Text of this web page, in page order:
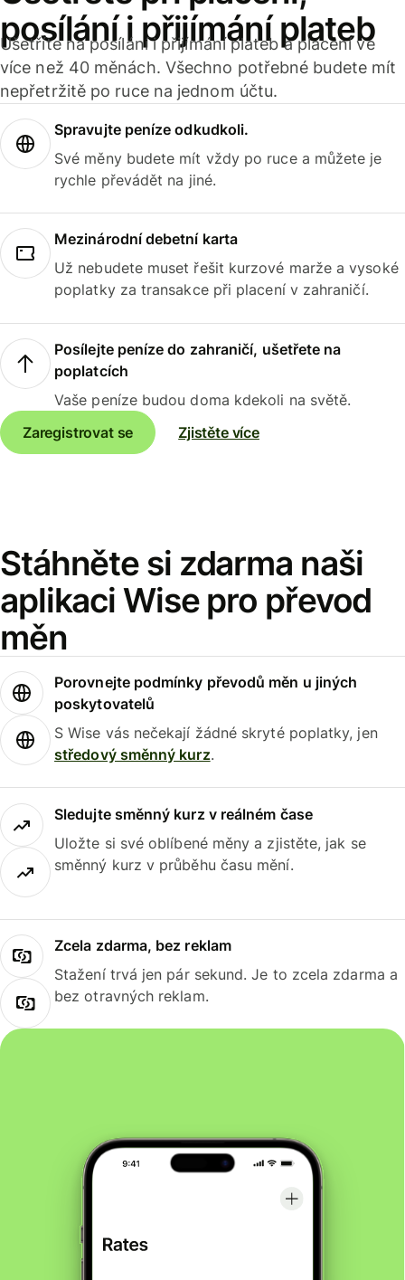
posílání i přijímání plateb
Ušetříte na posílání i přijímání plateb a placení ve
více než 40 měnách. Všechno potřebné budete mít
nepřetržitě po ruce na jednom účtu.
Spravujte peníze odkudkoli.
Své měny budete mít vždy po ruce a můžete je
rychle převádět na jiné.
Mezinárodní debetní karta
Už nebudete muset řešit kurzové marže a vysoké
poplatky za transakce při placení v zahraničí.
Posílejte peníze do zahraničí, ušetřete na
poplatcích
Vaše peníze budou doma kdekoli na světě.
Zaregistrovat se
Zjistěte více
Stáhněte si zdarma naši
aplikaci Wise pro převod
měn
Porovnejte podmínky převodů měn u jiných
poskytovatelů
S Wise vás nečekají žádné skryté poplatky, jen
středový směnný kurz.
Sledujte směnný kurz v reálném čase
Uložte si své oblíbené měny a zjistěte, jak se
směnný kurz v průběhu času mění.
Zcela zdarma, bez reklam
Stažení trvá jen pár sekund. Je to zcela zdarma a
bez otravných reklam.